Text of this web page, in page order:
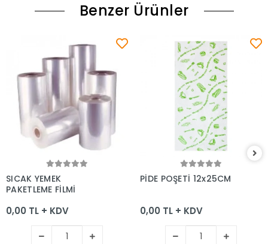
Benzer Ürünler
SICAK YEMEK
PAKETLEME FİLMİ
0,00 TL + KDV
Sepete Ekle
PİDE POŞETİ 12x25CM
0,00 TL + KDV